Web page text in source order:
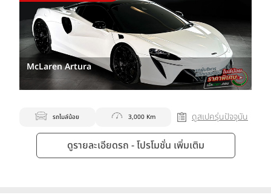
McLaren Artura
รถไมล์น้อย 3,000 Km ดูสเปครุ่นปัจจุบัน
ดูรายละเอียดรถ - โปรโมชั่น เพิ่มเติม